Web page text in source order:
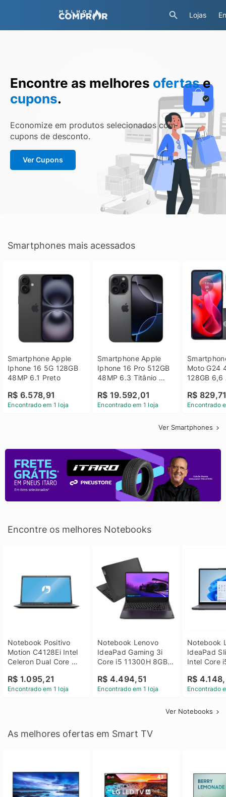
Lojas
Encontre as melhores ofertase
cupons.
Economize em produtos selecionados com
cupons de desconto.
Ver Cupons
Smartphones mais acessados
Smartphone Apple
Iphone 16 5G 128GB
48MP 6.1 Preto
R$ 6.578,91
Encontrado em 1 loja
Smartphone Apple
Iphone 16 Pro 512GB
48MP 6.3 Titânio
R$ 19.592,01
Encontrado em 1 loja
Moto G24
128GB 6,6
R$
Encontrado
Ver Smartphones
Encontre os melhores Notebooks
Notebook Positivo
Motion C4128Ei Intel
Celeron Dual Core
Linux 14 - 3002181
R$ 1.095,21
Encontrado em 1 loja
Notebook Lenovo
IdeaPad Gaming 3i
Core i5 11300H 8GB
GTX 1650 4GB 15.6
FHD Linux - Preto
R$ 4.494,51
Encontrado em 1 loja
Notebook
IdeaPad
Intel Core
SSD Win
R$
Encontrado
Ver Notebooks
As melhores ofertas em Smart TV